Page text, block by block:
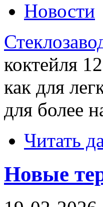
Новости
коктейля
как для
для более
Читать
Новые